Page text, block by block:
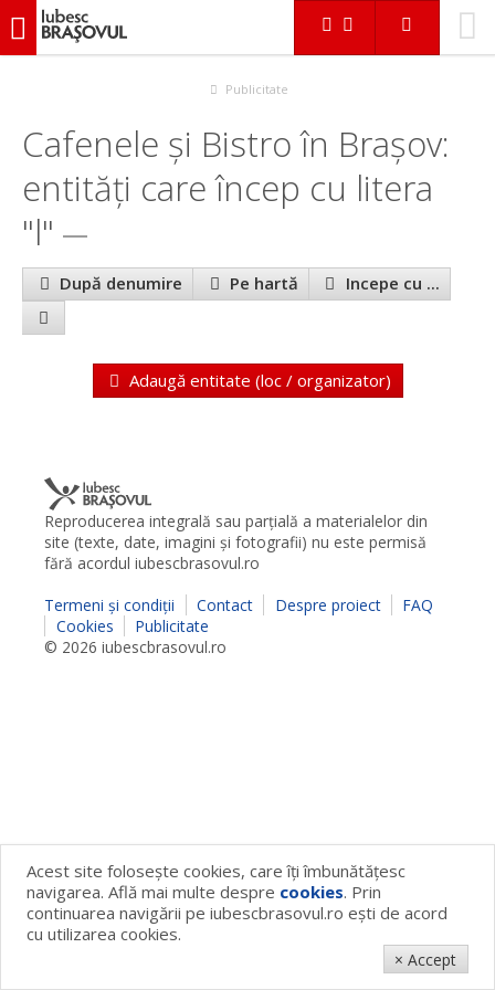
iubescbraşovul.ro
Publicitate
Cafenele și Bistro în Brașov:
entităţi care încep cu litera
"l"
După denumire Pe hartă Incepe cu ...
Adaugă entitate (loc / organizator)
Reproducerea integrală sau parţială a materialelor din
site (texte, date, imagini şi fotografii) nu este permisă
fără acordul iubescbrasovul.ro
Termeni şi condiţii
Contact Despre proiect
FAQ
Cookies
Publicitate
© 2026 iubescbrasovul.ro
Acest site foloseşte cookies, care îţi îmbunătăţesc
navigarea. Află mai multe despre cookies. Prin
continuarea navigării pe iubescbrasovul.ro eşti de acord
cu utilizarea cookies.
× Accept